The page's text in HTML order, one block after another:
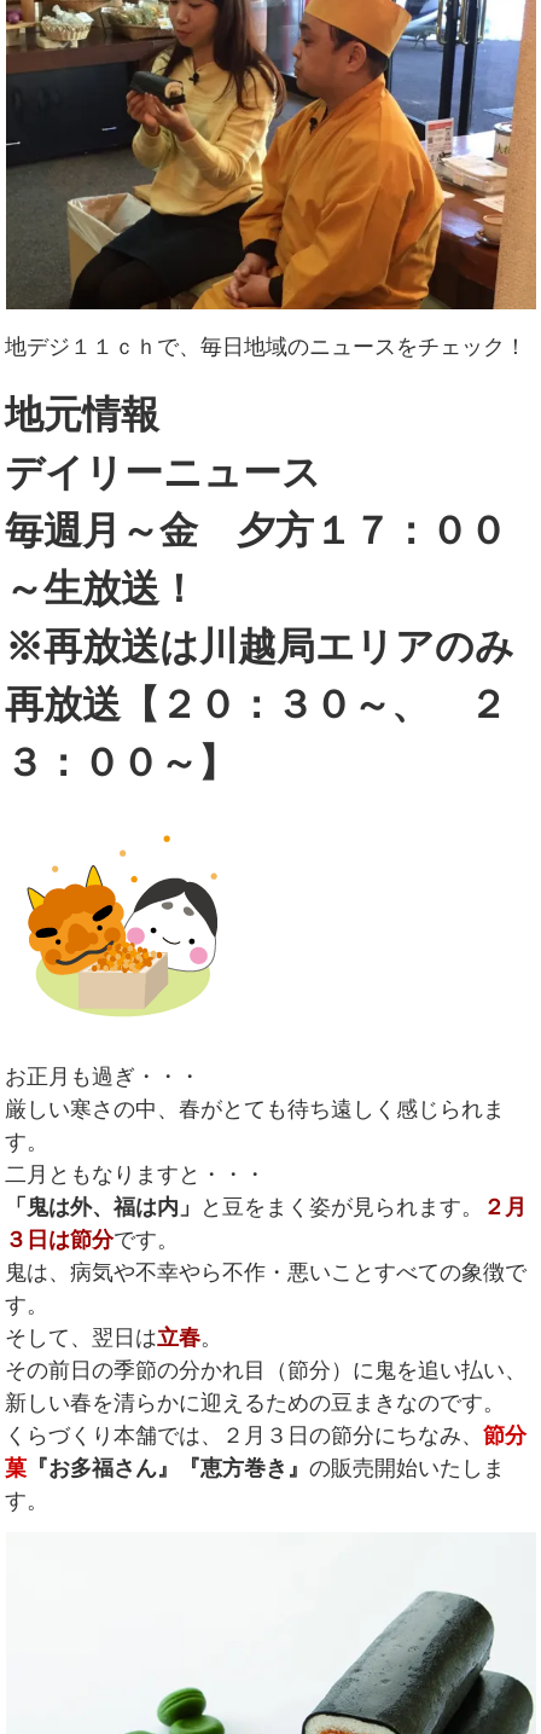
地デジ１１ｃｈで、毎日地域のニュースをチェック！
地元情報
デイリーニュース
毎週月～金 夕方１７：００
～生放送！
※再放送は川越局エリアのみ
再放送【２０：３０～、 ２
３：００～】
お正月も過ぎ・・・
厳しい寒さの中、春がとても待ち遠しく感じられま
す。
二月ともなりますと・・・
「鬼は外、福は内」
と豆をまく姿が見られます。
２月
３日は節分です。
鬼は、病気や不幸やら不作・悪いことすべての象徴で
す。
そして、翌日は立春。
その前日の季節の分かれ目（節分）に鬼を追い払い、
新しい春を清らかに迎えるための豆まきなのです。
くらづくり本舗では、２月３日の節分にちなみ、節分
菓 『お多福さん』『恵方巻き』の販売開始いたしま
す。